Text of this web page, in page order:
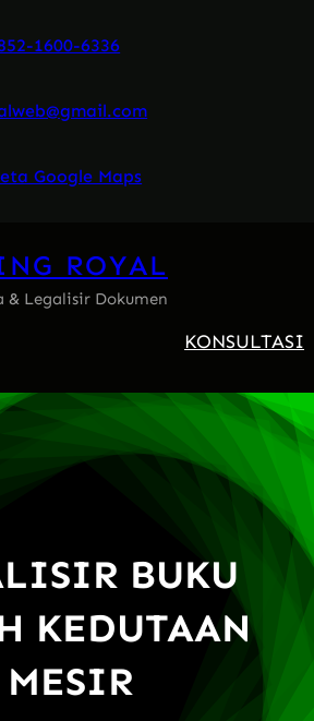
1600-6336
Google Maps
ROYAL
& Legalisir Dokumen
KONSULTASI
BUKU
KEDUTAAN
MESIR